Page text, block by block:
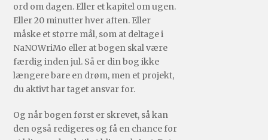
ord om dagen. Eller et kapitel om ugen.
Eller 20 minutter hver aften. Eller
måske et større mål, som at deltage i
NaNOWriMo eller at bogen skal være
færdig inden jul. Så er din bog ikke
længere bare en drøm, men et projekt,
du aktivt har taget ansvar for.
Og når bogen først er skrevet, så kan
den også redigeres og få en chance for